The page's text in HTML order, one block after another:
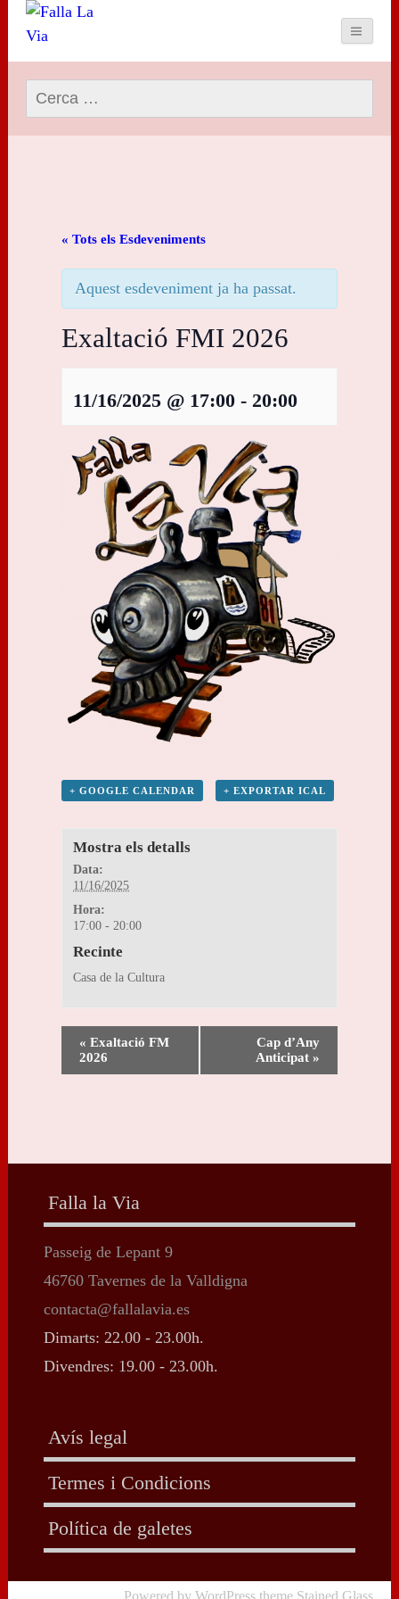
Cerca:
« Tots els Esdeveniments
Aquest esdeveniment ja ha passat.
Exaltació FMI 2026
11/16/2025 @ 17:00- 20:00
+ GOOGLE CALENDAR + EXPORTAR ICAL
Mostra els detalls
Data:
11/16/2025
Hora:
17:00 - 20:00
Recinte
Casa de la Cultura
« Exaltació FM
2026
Cap d’Any
Anticipat»
Falla la Via
Passeig de Lepant 9
46760 Tavernes de la Valldigna
contacta@fallalavia.es
Dimarts: 22.00 - 23.00h.
Divendres: 19.00 - 23.00h.
Avís legal
Termes i Condicions
Política de galetes
Powered by WordPress theme Stained Glass